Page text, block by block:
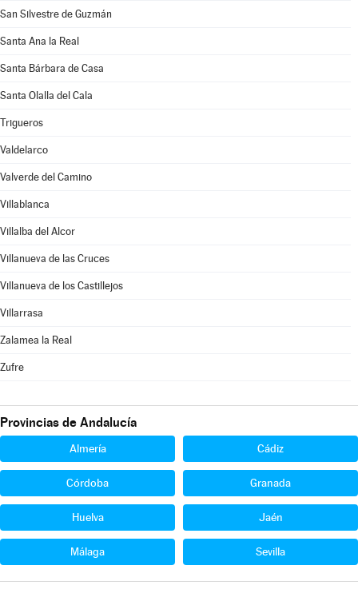
San Silvestre de Guzmán
Santa Ana la Real
Santa Bárbara de Casa
Santa Olalla del Cala
Trigueros
Valdelarco
Valverde del Camino
Villablanca
Villalba del Alcor
Villanueva de las Cruces
Villanueva de los Castillejos
Villarrasa
Zalamea la Real
Zufre
Provincias de Andalucía
Almería Cádiz
Córdoba Granada
Huelva Jaén
Málaga Sevilla